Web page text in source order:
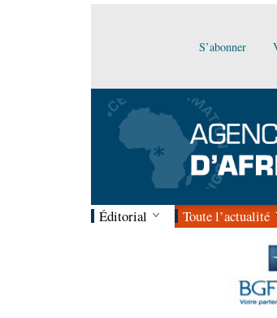
S’abonner
Éditorial Toute l’actualité